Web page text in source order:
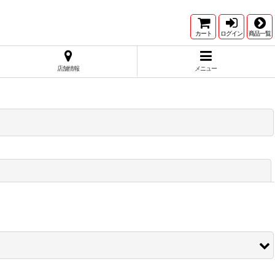
カート ログイン 商品一覧
店舗情報 メニュー